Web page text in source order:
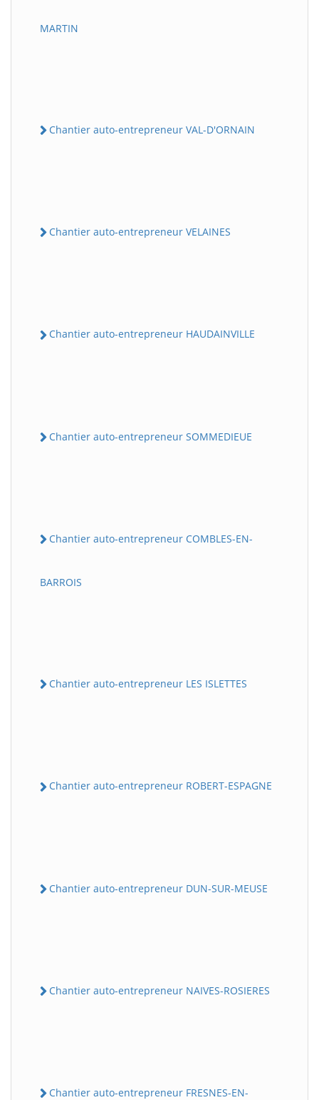
MARTIN
Chantier auto-entrepreneur VAL-D'ORNAIN
Chantier auto-entrepreneur VELAINES
Chantier auto-entrepreneur HAUDAINVILLE
Chantier auto-entrepreneur SOMMEDIEUE
Chantier auto-entrepreneur COMBLES-EN-
BARROIS
Chantier auto-entrepreneur LES ISLETTES
Chantier auto-entrepreneur ROBERT-ESPAGNE
Chantier auto-entrepreneur DUN-SUR-MEUSE
Chantier auto-entrepreneur NAIVES-ROSIERES
Chantier auto-entrepreneur FRESNES-EN-